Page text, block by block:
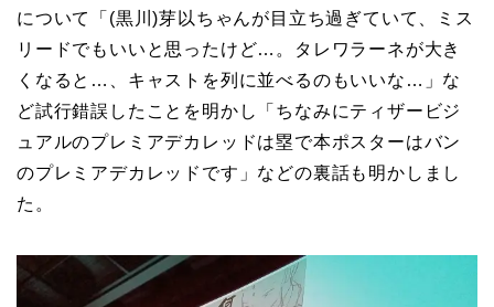
について「(黒川)芽以ちゃんが目立ち過ぎていて、ミス
リードでもいいと思ったけど…。タレワラーネが大き
くなると…、キャストを列に並べるのもいいな…」な
ど試行錯誤したことを明かし「ちなみにティザービジ
ュアルのプレミアデカレッドは塁で本ポスターはバン
のプレミアデカレッドです」などの裏話も明かしまし
た。